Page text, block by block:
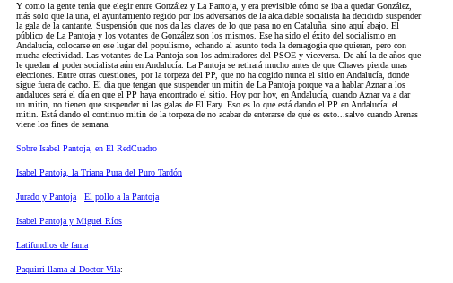
Y como la gente tenía que elegir entre González y La Pantoja, y era previsible cómo se iba a quedar González,
más solo que la una, el ayuntamiento regido por los adversarios de la alcaldable socialista ha decidido suspender
la gala de la cantante. Suspensión que nos da las claves de lo que pasa no en Cataluña, sino aquí abajo. El
público de La Pantoja y los votantes de González son los mismos. Ese ha sido el éxito del socialismo en
Andalucía, colocarse en ese lugar del populismo, echando al asunto toda la demagogia que quieran, pero con
mucha efectividad. Las votantes de La Pantoja son los admiradores del PSOE y viceversa. De ahí la de años que
le quedan al poder socialista aún en Andalucía. La Pantoja se retirará mucho antes de que Chaves pierda unas
elecciones. Entre otras cuestiones, por la torpeza del PP, que no ha cogido nunca el sitio en Andalucía, donde
sigue fuera de cacho. El día que tengan que suspender un mitin de La Pantoja porque va a hablar Aznar a los
andaluces será el día en que el PP haya encontrado el sitio. Hoy por hoy, en Andalucía, cuando Aznar va a dar
un mitin, no tienen que suspender ni las galas de El Fary. Eso es lo que está dando el PP en Andalucía: el
mitin. Está dando el continuo mitin de la torpeza de no acabar de enterarse de qué es esto...salvo cuando Arenas
viene los fines de semana.
Sobre Isabel Pantoja, en El RedCuadro
Isabel Pantoja, la Triana Pura del Puro Tardón
Jurado y Pantoja El pollo a la Pantoja
Isabel Pantoja y Miguel Ríos
Latifundios de fama
Paquirri llama al Doctor Vila: